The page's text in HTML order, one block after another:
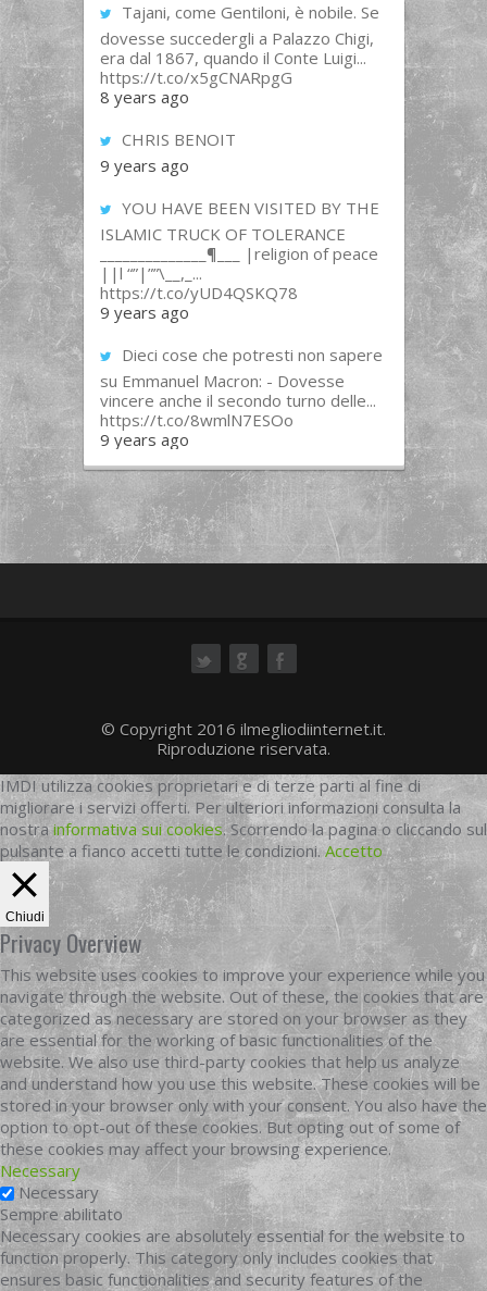
Tajani, come Gentiloni, è nobile. Se
dovesse succedergli a Palazzo Chigi,
era dal 1867, quando il Conte Luigi...
https://t.co/x5gCNARpgG
8 years ago
CHRIS BENOIT
9 years ago
YOU HAVE BEEN VISITED BY THE
ISLAMIC TRUCK OF TOLERANCE
______________¶___ |religion of peace
||l “”|””\__,_...
https://t.co/yUD4QSKQ78
9 years ago
Dieci cose che potresti non sapere
su Emmanuel Macron: - Dovesse
vincere anche il secondo turno delle...
https://t.co/8wmlN7ESOo
9 years ago
© Copyright 2016 ilmegliodiinternet.it.
Riproduzione riservata.
IMDI utilizza cookies proprietari e di terze parti al fine di
migliorare i servizi offerti. Per ulteriori informazioni consulta la
nostrainformativa sui cookies. Scorrendo la pagina o cliccando sul
pulsante a fianco accetti tutte le condizioni.Accetto
Chiudi
Privacy Overview
This website uses cookies to improve your experience while you
navigate through the website. Out of these, the cookies that are
categorized as necessary are stored on your browser as they
are essential for the working of basic functionalities of the
website. We also use third-party cookies that help us analyze
and understand how you use this website. These cookies will be
stored in your browser only with your consent. You also have the
option to opt-out of these cookies. But opting out of some of
these cookies may affect your browsing experience.
Necessary
Necessary
Sempre abilitato
Necessary cookies are absolutely essential for the website to
function properly. This category only includes cookies that
ensures basic functionalities and security features of the